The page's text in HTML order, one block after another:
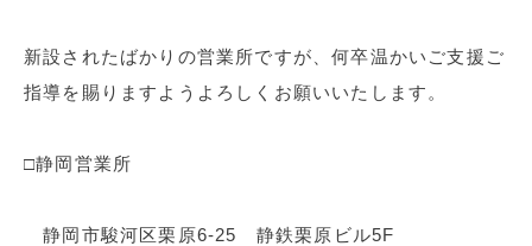
新設されたばかりの営業所ですが、何卒温かいご支援ご
指導を賜りますようよろしくお願いいたします。
□静岡営業所
静岡市駿河区栗原6-25 静鉄栗原ビル5F